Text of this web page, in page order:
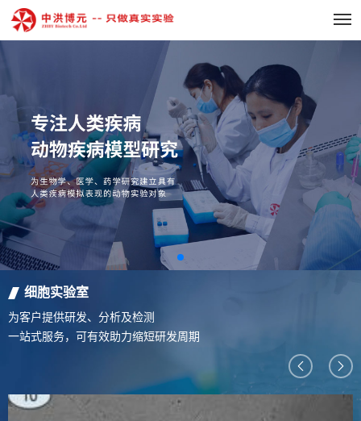
细胞实验室
为客户提供研发、分析及检测
一站式服务，可有效助力缩短研发周期